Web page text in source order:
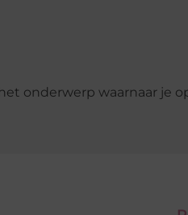
onderwerp waarnaar je